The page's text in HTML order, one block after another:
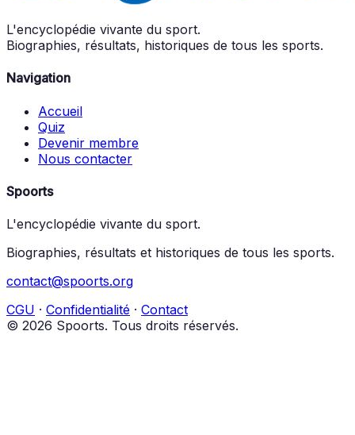
L'encyclopédie vivante du sport.
Biographies, résultats, historiques de tous les sports.
Navigation
Accueil
Quiz
Devenir membre
Nous contacter
Spoorts
L'encyclopédie vivante du sport.
Biographies, résultats et historiques de tous les sports.
contact@spoorts.org
CGU · Confidentialité · Contact
© 2026 Spoorts. Tous droits réservés.